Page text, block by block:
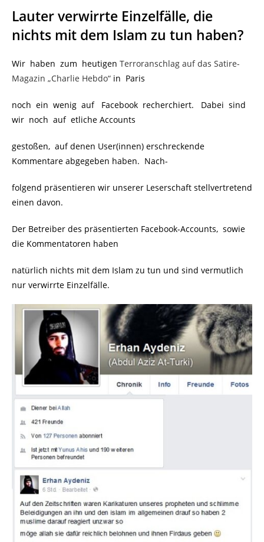
Lauter verwirrte Einzelfälle, die
nichts mit dem Islam zu tun haben?
Wir haben zum heutigen Terroranschlag auf das Satire-
Magazin „Charlie Hebdo“ in Paris
noch ein wenig auf Facebook recherchiert. Dabei sind
wir noch auf etliche Accounts
gestoßen, auf denen User(innen) erschreckende
Kommentare abgegeben haben. Nach-
folgend präsentieren wir unserer Leserschaft stellvertretend
einen davon.
Der Betreiber des präsentierten Facebook-Accounts, sowie
die Kommentatoren haben
natürlich nichts mit dem Islam zu tun und sind vermutlich
nur verwirrte Einzelfälle.